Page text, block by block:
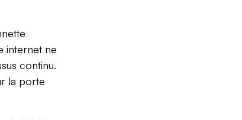
internet ne
continu.
la porte